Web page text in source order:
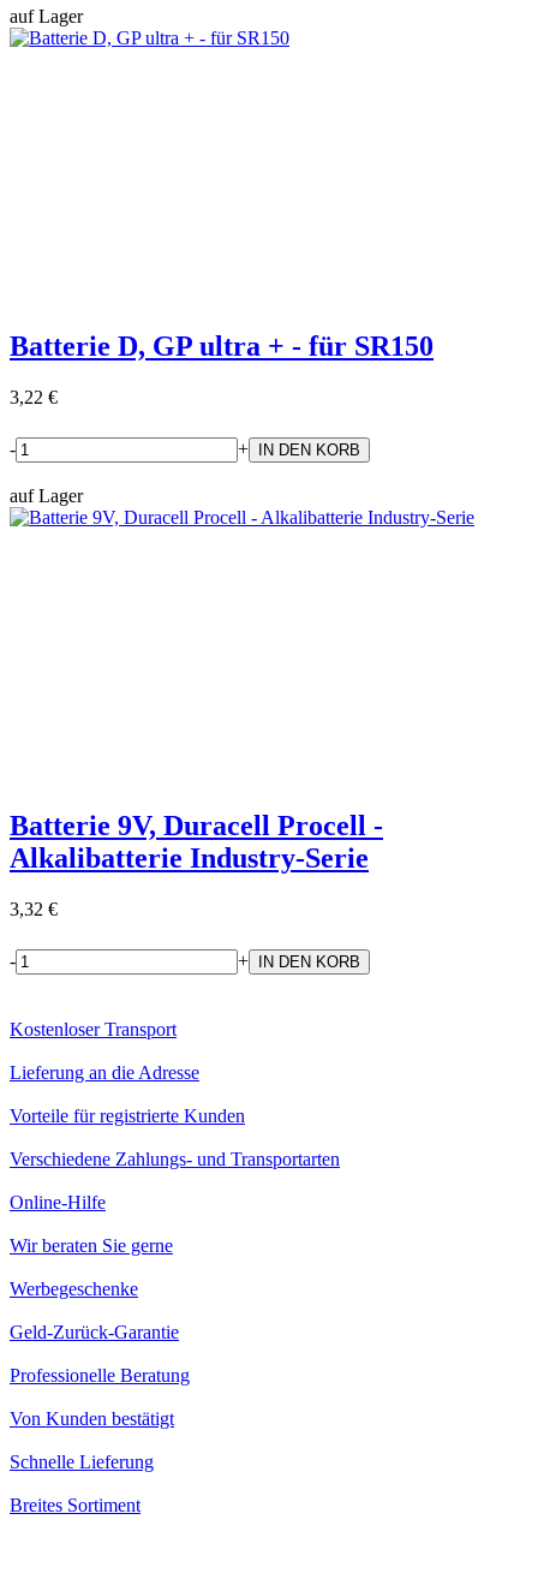
auf Lager
Batterie D, GP ultra + - für SR150
3,22 €
- +
auf Lager
Batterie 9V, Duracell Procell -
Alkalibatterie Industry-Serie
3,32 €
- +
Kostenloser Transport
Lieferung an die Adresse
Vorteile für registrierte Kunden
Verschiedene Zahlungs- und Transportarten
Online-Hilfe
Wir beraten Sie gerne
Werbegeschenke
Geld-Zurück-Garantie
Professionelle Beratung
Von Kunden bestätigt
Schnelle Lieferung
Breites Sortiment